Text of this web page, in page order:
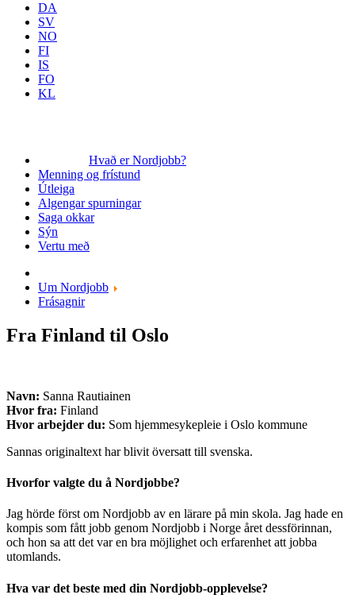
DA
SV
NO
FI
IS
FO
KL
Hvað er Nordjobb?
Menning og frístund
Útleiga
Algengar spurningar
Saga okkar
Sýn
Vertu með
Um Nordjobb
Frásagnir
Fra Finland til Oslo
Navn: Sanna Rautiainen
Hvor fra: Finland
Hvor arbejder du: Som hjemmesykepleie i Oslo kommune
Sannas originaltext har blivit översatt till svenska.
Hvorfor valgte du å Nordjobbe?
Jag hörde först om Nordjobb av en lärare på min skola. Jag hade en
kompis som fått jobb genom Nordjobb i Norge året dessförinnan,
och hon sa att det var en bra möjlighet och erfarenhet att jobba
utomlands.
Hva var det beste med din Nordjobb-opplevelse?